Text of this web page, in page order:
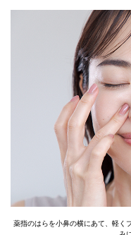
薬指のはらを小鼻の横にあて、軽く